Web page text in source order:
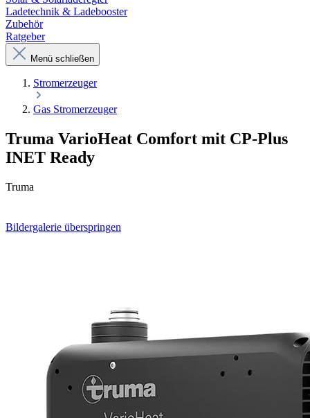
Ladetechnik & Ladebooster
Zubehör
Ratgeber
Menü schließen
Stromerzeuger
Gas Stromerzeuger
Truma VarioHeat Comfort mit CP-Plus
INET Ready
Truma
Bildergalerie überspringen